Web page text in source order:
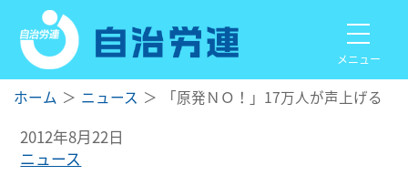
メニュー
ホーム ニュース 「原発ＮＯ！」17万人が声上げる
2012年8月22日
ニュース